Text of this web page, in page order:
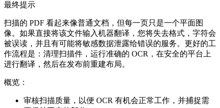
最终提示
扫描的 PDF 看起来像普通文档，但每一页只是一个平面图
像。如果直接将该文件输入机器翻译，您将失去格式，字符会
被误读，并且有可能将敏感数据泄露给错误的服务。更好的工
作流程是：清理扫描件，运行准确的 OCR，在安全的平台上
进行翻译，然后在发布前重建布局。
概览：
审核扫描质量，以便 OCR 有机会正常工作，并捕捉需